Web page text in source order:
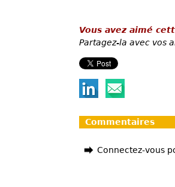
Vous avez aimé
Partagez-la avec vos
Commentaires
Connectez-vous